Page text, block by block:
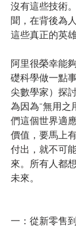
沒有這些技術
聞，在背後為
這些真正的英雄
阿里很榮幸能
礎科學做一點
尖數學家）探
為因為“無用之
們這個世界適
價值，要馬上
付出，就不可
來。所有人都
未來。
一：從新零售